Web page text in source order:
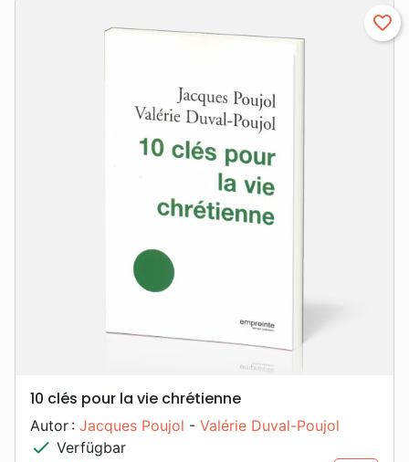
favorite_border
10 clés pour la vie chrétienne
Autor : Jacques Poujol - Valérie Duval-Poujol
check Verfügbar